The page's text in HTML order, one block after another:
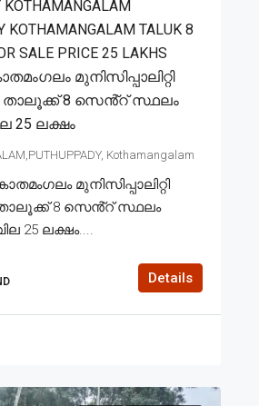
KOTHAMANGALAM
KOTHAMANGALAM TALUK 8
SALE PRICE 25 LAKHS
മുനിസിപ്പാലിറ്റി
8 സെൻ്റ് സ്ഥലം
25 ലക്ഷം
Kothamangalam
മുനിസിപ്പാലിറ്റി
8 സെൻ്റ് സ്ഥലം
25 ലക്ഷം....
Details